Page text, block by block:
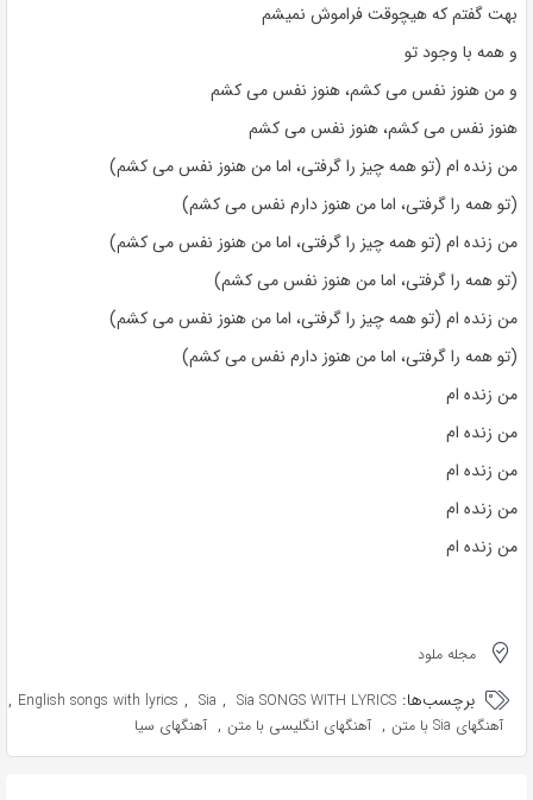
بهت گفتم که هیچوقت فراموش نمیشم
و همه با وجود تو
و من هنوز نفس می کشم، هنوز نفس می کشم
هنوز نفس می کشم، هنوز نفس می کشم
من زنده ام (تو همه چیز را گرفتی، اما من هنوز نفس می کشم)
(تو همه را گرفتی، اما من هنوز دارم نفس می کشم)
من زنده ام (تو همه چیز را گرفتی، اما من هنوز نفس می کشم)
(تو همه را گرفتی، اما من هنوز نفس می کشم)
من زنده ام (تو همه چیز را گرفتی، اما من هنوز نفس می کشم)
(تو همه را گرفتی، اما من هنوز دارم نفس می کشم)
من زنده ام
من زنده ام
من زنده ام
من زنده ام
من زنده ام
مجله ملود
برچسب‌ها: English songs with lyrics , Sia , Sia SONGS WITH LYRICS
,
آهنگهای Sia با متن , آهنگهای انگلیسی با متن , آهنگهای سیا